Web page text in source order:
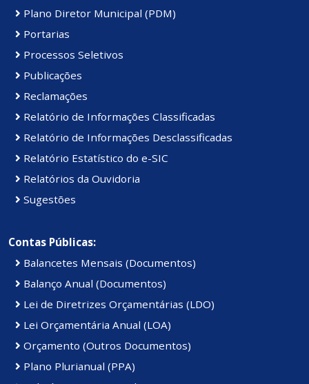
Plano Diretor Municipal (PDM)
Portarias
Processos Seletivos
Publicações
Reclamações
Relatório de Informações Classificadas
Relatório de Informações Desclassificadas
Relatório Estatístico do e-SIC
Relatórios da Ouvidoria
Sugestões
Contas Públicas:
Balancetes Mensais (Documentos)
Balanço Anual (Documentos)
Lei de Diretrizes Orçamentárias (LDO)
Lei Orçamentária Anual (LOA)
Orçamento (Outros Documentos)
Plano Plurianual (PPA)